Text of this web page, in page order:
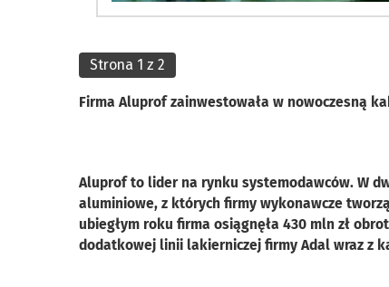
Strona 1 z 2
Firma Aluprof zainwestowała w nowoczesną
Aluprof to lider na rynku systemodawców. W
aluminiowe, z których firmy wykonawcze
ubiegłym roku firma osiągnęła 430 mln zł
dodatkowej linii lakierniczej firmy Adal wraz z